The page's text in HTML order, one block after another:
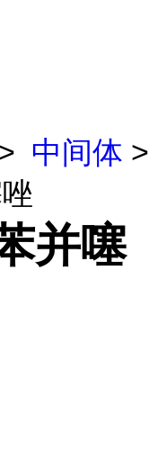
中间体 >
并噻